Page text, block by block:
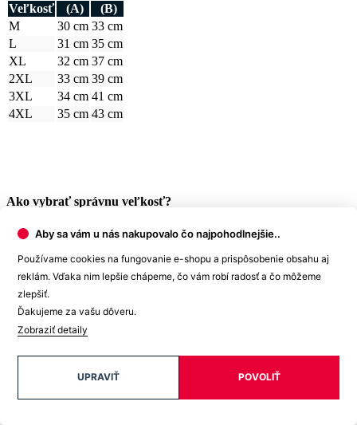
Veľkosť (A)
(B)
M
30 cm 33 cm
L
31 cm 35 cm
XL
32 cm 37 cm
2XL
33 cm 39 cm
3XL
34 cm 41 cm
4XL
35 cm 43 cm
Ako vybrať správnu veľkosť?
Vezmite svoje obľúbené boxerky, ktoré vám dobre sedia, zmerajte
rozmer B.
Počítajte aj s tým, že prirodzenou vlastnosťou textilných materiálov
je zrážavosť. Bavlnené úplety sa môžu zraziť až okolo 5 %, čo je
textilným štandardom pre pletený tovar.
výsledný rozmer o +/- 2 cm líšiť.
naše dievčatá nazákazníckej linke. Rady vám pomôžu.
Aby sa vám u nás nakupovalo čo najpohodlnejšie..
Používame cookies na fungovanie e-shopu a prispôsobenie obsahu aj
reklám. Vďaka nim lepšie chápeme, čo vám robí radosť a čo môžeme
zlepšiť.
Ďakujeme za vašu dôveru.
Zobraziť detaily
POVOLIŤ
UPRAVIŤ